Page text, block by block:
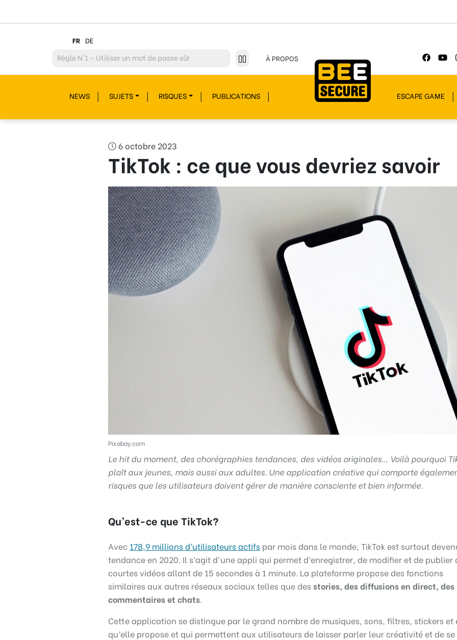
FR DE
RègleN°2 – Réfléchir avant de cliquer !
RègleN°3 – Réfléchir à ce que l’on publie
RègleN°4 – Respecter les autres
RègleN°5 – Se protéger du piratage
N°7 – Réagir et signaler
N°9 – Savoir s’accorder une pause
N°10 – Des questions ? Parles-en
N°1 – Utiliser un mot de passe sûr
À PROPOS
NEWS SUJETS RISQUES PUBLICATIONS ESCAPE GAME
6 octobre 2023
TikTok : ce que vous devriez savoir
Pixabay.com
Le hit du moment, des chorégraphies tendances, des vidéos originales… Voilà pourquoi
plaît aux jeunes, mais aussi aux adultes. Une application créative qui comporte
risques que les utilisateurs doivent gérer de manière consciente et bien informée.
Qu’est-ce que TikTok?
Avec 178,9 millions d’utilisateurs actifspar mois dans le monde, TikTok est surtout
tendance en 2020. Il s’agit d‘une appli qui permet d’enregistrer, de modifier et de publier
courtes vidéos allant de 15 secondes à 1 minute. La plateforme propose des fonctions
similaires aux autres réseaux sociaux telles que desstories, des diffusions en direct, des
commentaires et chats.
Cette application se distingue par le grand nombre de musiques, sons, filtres, stickers et
qu’elle propose et qui permettent aux utilisateurs de laisser parler leur créativité et de se